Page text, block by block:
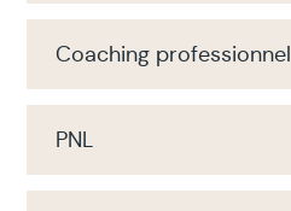
Coaching professionnel
PNL